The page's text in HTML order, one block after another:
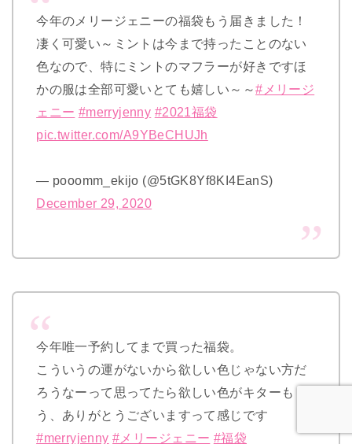
今年のメリージェニーの福袋もう届きました！
凄く可愛い～ミントは今まで持ったことのない
色なので、特にミントのマフラーが好きですほ
かの服は全部可愛いとても嬉しい～～#メリージ
ェニー #merryjenny #2021福袋
pic.twitter.com/A9YBeCHUJh
— pooomm_ekijo (@5tGK8Yf8KI4EanS)
December 29, 2020
今年唯一予約してまで買った福袋。
こういうの運がないから欲しい色じゃない方だ
ろうなーって思ってたら欲しい色がキターも
う、ありがとうございますって感じです
#merryjenny #メリージェニー #福袋